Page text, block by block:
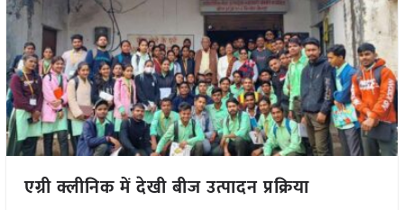
एग्री क्लीनिक में देखी बीज उत्पादन प्रक्रिया